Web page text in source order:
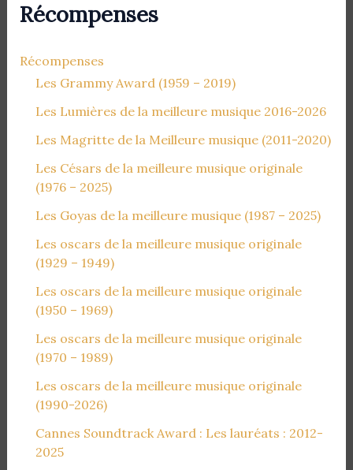
Récompenses
Récompenses
Les Grammy Award (1959 – 2019)
Les Lumières de la meilleure musique 2016-2026
Les Magritte de la Meilleure musique (2011-2020)
Les Césars de la meilleure musique originale
(1976 – 2025)
Les Goyas de la meilleure musique (1987 – 2025)
Les oscars de la meilleure musique originale
(1929 – 1949)
Les oscars de la meilleure musique originale
(1950 – 1969)
Les oscars de la meilleure musique originale
(1970 – 1989)
Les oscars de la meilleure musique originale
(1990-2026)
Cannes Soundtrack Award : Les lauréats : 2012-
2025